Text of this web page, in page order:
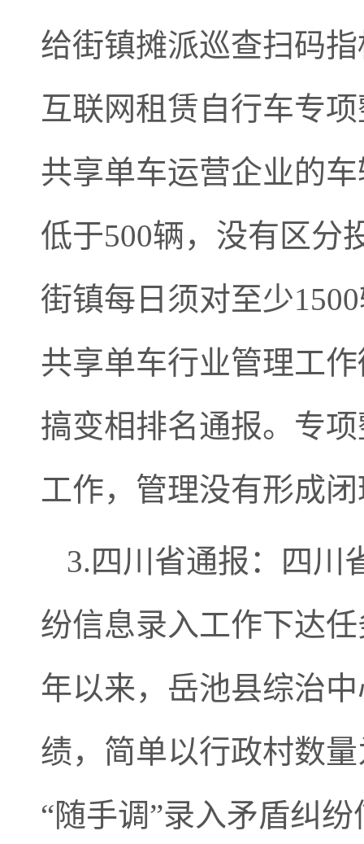
给街镇摊派巡查扫码
互联网租赁自行车专
共享单车运营企业的
低于500辆，没有区分
街镇每日须对至少
共享单车行业管理工
搞变相排名通报。专
工作，管理没有形成
3.四川省通报：四川
纷信息录入工作下达
年以来，岳池县综治
绩，简单以行政村数
“随手调”录入矛盾纠